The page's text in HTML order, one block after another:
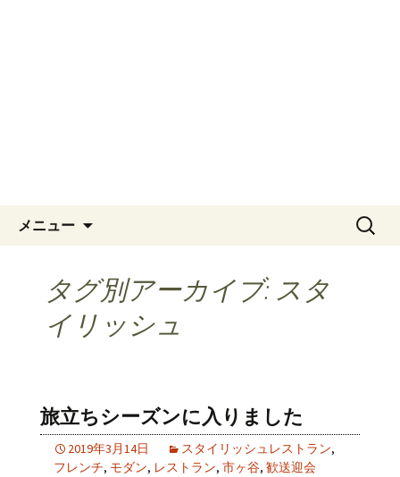
メニュー
検
タグ別アーカイブ: スタ
イリッシュ
旅立ちシーズンに入りました
2019年3月14日 スタイリッシュレストラン,
フレンチ, モダン, レストラン, 市ヶ谷, 歓送迎会